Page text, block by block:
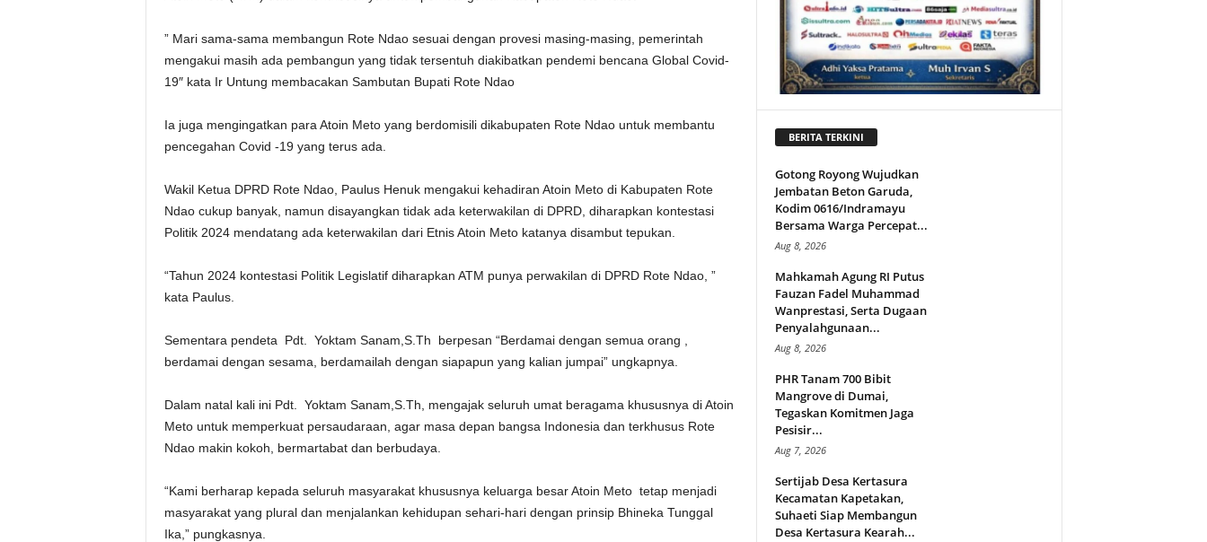
” Mari sama-sama membangun Rote Ndao sesuai dengan provesi masing-masing, pemerintah
mengakui masih ada pembangun yang tidak tersentuh diakibatkan pendemi bencana Global Covid-
19″ kata Ir Untung membacakan Sambutan Bupati Rote Ndao
Ia juga mengingatkan para Atoin Meto yang berdomisili dikabupaten Rote Ndao untuk membantu
pencegahan Covid -19 yang terus ada.
Wakil Ketua DPRD Rote Ndao, Paulus Henuk mengakui kehadiran Atoin Meto di Kabupaten Rote
Ndao cukup banyak, namun disayangkan tidak ada keterwakilan di DPRD, diharapkan kontestasi
Politik 2024 mendatang ada keterwakilan dari Etnis Atoin Meto katanya disambut tepukan.
“Tahun 2024 kontestasi Politik Legislatif diharapkan ATM punya perwakilan di DPRD Rote Ndao, ”
kata Paulus.
Sementara pendeta Pdt. Yoktam Sanam,S.Th berpesan “Berdamai dengan semua orang ,
berdamai dengan sesama, berdamailah dengan siapapun yang kalian jumpai” ungkapnya.
Dalam natal kali ini Pdt. Yoktam Sanam,S.Th, mengajak seluruh umat beragama khususnya di Atoin
Meto untuk memperkuat persaudaraan, agar masa depan bangsa Indonesia dan terkhusus Rote
Ndao makin kokoh, bermartabat dan berbudaya.
“Kami berharap kepada seluruh masyarakat khususnya keluarga besar Atoin Meto tetap menjadi
masyarakat yang plural dan menjalankan kehidupan sehari-hari dengan prinsip Bhineka Tunggal
Ika,” pungkasnya.
BERITA TERKINI
Gotong Royong Wujudkan
Jembatan Beton Garuda,
Kodim 0616/Indramayu
Bersama Warga Percepat...
Aug 8, 2026
Mahkamah Agung RI Putus
Fauzan Fadel Muhammad
Wanprestasi, Serta Dugaan
Penyalahgunaan...
Aug 8, 2026
PHR Tanam 700 Bibit
Mangrove di Dumai,
Tegaskan Komitmen Jaga
Pesisir...
Aug 7, 2026
Sertijab Desa Kertasura
Kecamatan Kapetakan,
Suhaeti Siap Membangun
Desa Kertasura Kearah...